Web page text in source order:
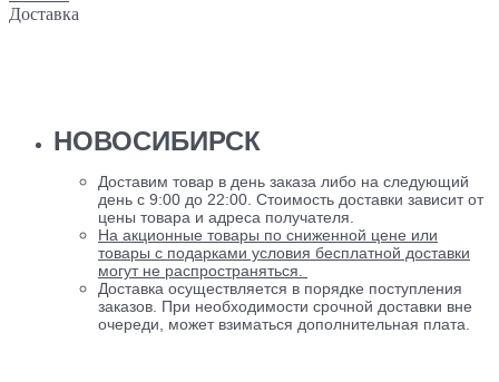
Доставка
НОВОСИБИРСК
Доставим товар в день заказа либо на следующий
день с 9:00 до 22:00. Стоимость доставки зависит от
цены товара и адреса получателя.
На акционные товары по сниженной цене или
товары с подарками условия бесплатной доставки
могут не распространяться.
Доставка осуществляется в порядке поступления
заказов. При необходимости срочной доставки вне
очереди, может взиматься дополнительная плата.